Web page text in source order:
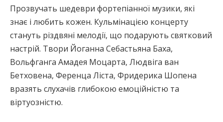
Прозвучать шедеври фортепіанної музики, які
знає і любить кожен. Кульмінацією концерту
стануть різдвяні мелодії, що подарують святковий
настрій. Твори Йоганна Себастьяна Баха,
Вольфганга Амадея Моцарта, Людвіга ван
Бетховена, Ференца Ліста, Фридерика Шопена
вразять слухачів глибокою емоційністю та
віртуозністю.